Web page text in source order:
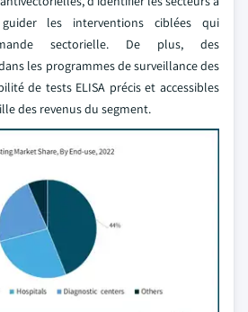
les interventions ciblées qui
sectorielle. De plus, des
les programmes de surveillance des
de tests ELISA précis et accessibles
des revenus du segment.